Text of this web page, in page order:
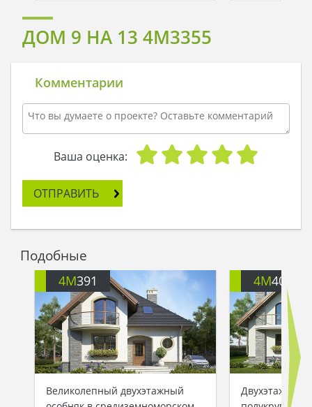
ДОМ 9 НА 13 4M3355
Комментарии
Ваша оценка:
ОТПРАВИТЬ
Подобные
4M391
Великолепный двухэтажный
4M401
Двухэтажный